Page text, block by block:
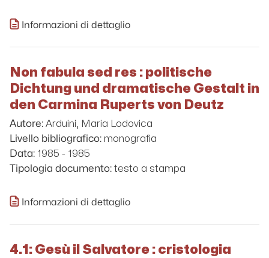
Informazioni di dettaglio
Non fabula sed res : politische
Dichtung und dramatische Gestalt in
den Carmina Ruperts von Deutz
Autore: Arduini, Maria Lodovica
Livello bibliografico: monografia
Data: 1985 - 1985
Tipologia documento: testo a stampa
Informazioni di dettaglio
4.1: Gesù il Salvatore : cristologia